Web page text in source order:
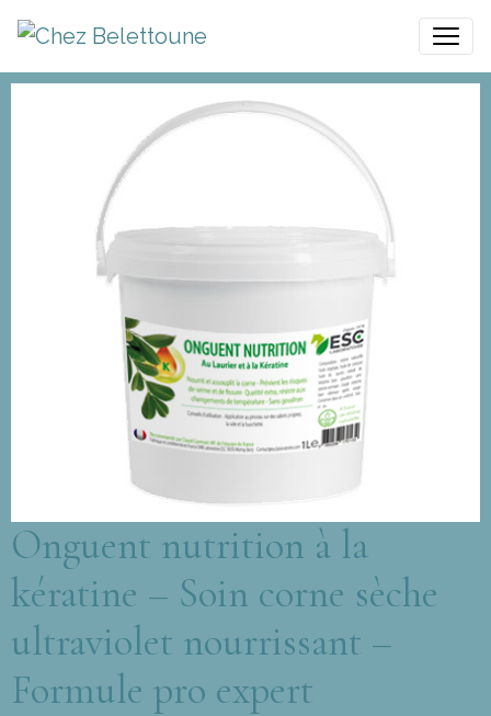
Onguent nutrition à la
kératine – Soin corne sèche
ultraviolet nourrissant –
Formule pro expert